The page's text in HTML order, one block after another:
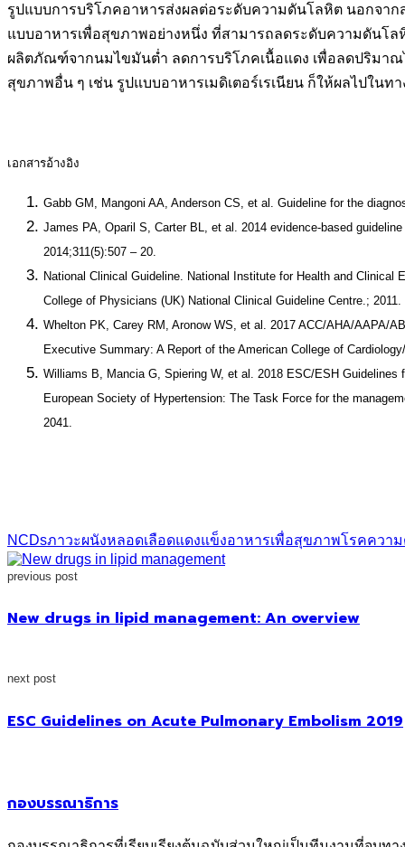
รูปแบบการบริโภคอาหารส่งผลต่อระดับความดันโลหิต นอกจา
แบบอาหารเพื่อสุขภาพอย่างหนึ่ง ที่สามารถลดระดับความดันโ
ผลิตภัณฑ์จากนมไขมันต่ำ ลดการบริโภคเนื้อแดง เพื่อลดปริมาณ
สุขภาพอื่น ๆ เช่น รูปแบบอาหารเมดิเตอร์เรเนียน ก็ให้ผลไปในทา
เอกสารอ้างอิง
Gabb GM, Mangoni AA, Anderson CS, et al. Guideline for the
James PA, Oparil S, Carter BL, et al. 2014 evidence-based
2014;311(5):507 – 20.
National Clinical Guideline. National Institute for Health and
College of Physicians (UK) National Clinical Guideline Centre.; 2011.
Whelton PK, Carey RM, Aronow WS, et al. 2017 ACC/AHA/AAPA/
Executive Summary: A Report of the American College of
Williams B, Mancia G, Spiering W, et al. 2018 ESC/ESH
European Society of Hypertension: The Task Force for the
2041.
NCDsภาวะผนังหลอดเลือดแดงแข็งอาหารเพื่อสุขภาพโรคควา
previous post
New drugs in lipid management: An overview
next post
ESC Guidelines on Acute Pulmonary Embolism 2019
กองบรรณาธิการ